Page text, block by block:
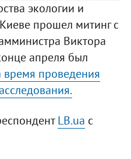
экологии и
прошел митинг с
Виктора
апреля был
время проведения
LB.ua с